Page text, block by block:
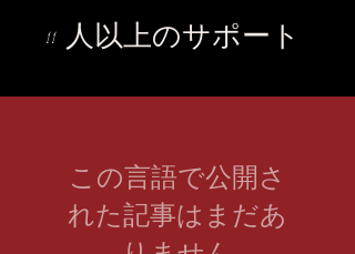
11 人以上のサポート
この言語で公開さ
れた記事はまだあ